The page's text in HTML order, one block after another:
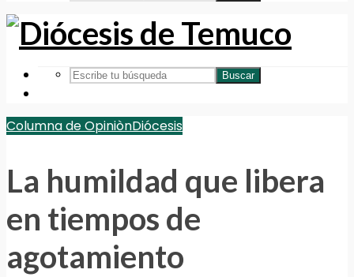
Buscar
Columna de OpiniònDiócesis
La humildad que libera
en tiempos de
agotamiento